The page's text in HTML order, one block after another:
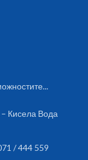
Кисела Вода
/ 444 559